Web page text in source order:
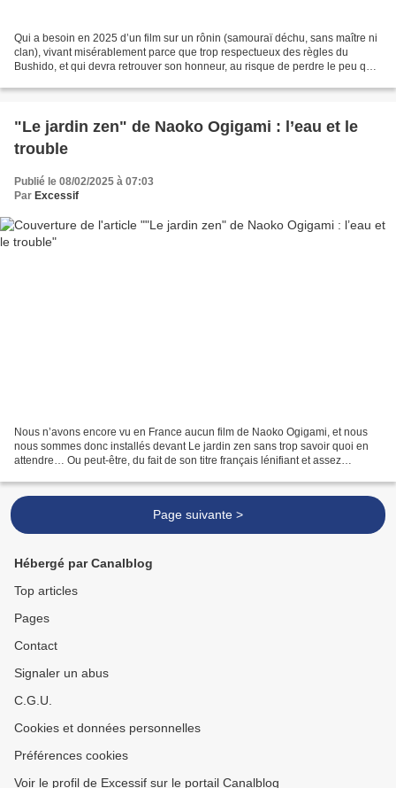
Qui a besoin en 2025 d’un film sur un rônin (samouraï déchu, sans maître ni
clan), vivant misérablement parce que trop respectueux des règles du
Bushido, et qui devra retrouver son honneur, au risque de perdre le peu qui
"Le jardin zen" de Naoko Ogigami : l’eau et le
trouble
Publié le 08/02/2025 à 07:03
Par Excessif
Nous n’avons encore vu en France aucun film de Naoko Ogigami, et nous
nous sommes donc installés devant Le jardin zen sans trop savoir quoi en
attendre… Ou peut-être, du fait de son titre français lénifiant et assez
Page suivante >
Hébergé par Canalblog
Top articles
Pages
Contact
Signaler un abus
C.G.U.
Cookies et données personnelles
Préférences cookies
Voir le profil de Excessif sur le portail Canalblog